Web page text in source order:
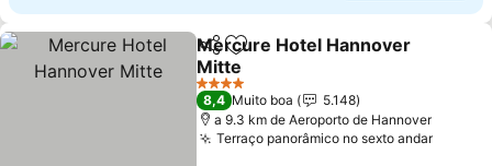
PartilharAdicionar aos favoritos
Mercure Hotel Hannover
Mitte
4 Estrelas
8,4 Muito boa
5.148
a 9.3 km de Aeroporto de Hannover
Terraço panorâmico no sexto andar